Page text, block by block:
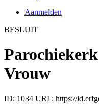
Aanmelden
BESLUIT
Vrouw
ID: 1034 URI : https://